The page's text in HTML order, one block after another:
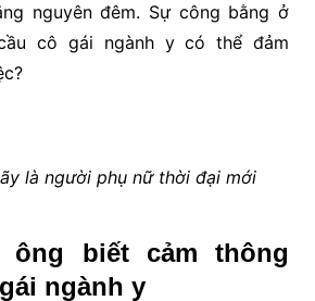
nguyên đêm. Sự công bằng ở
cô gái ngành y có thể đảm
là người phụ nữ thời đại mới
ông biết cảm thông
ngành y